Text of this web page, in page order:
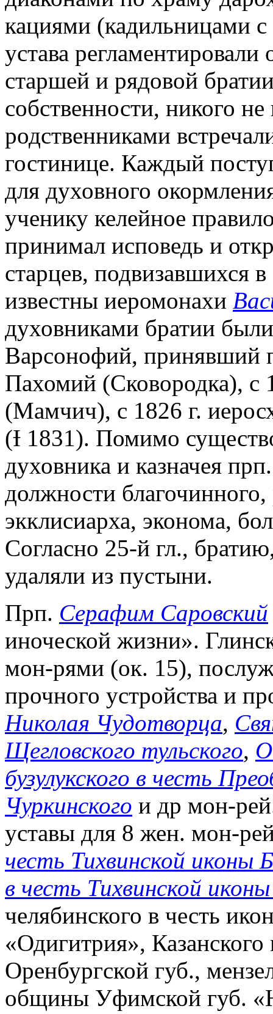
кациями (кадильницами
устава регламентировали
старшей и рядовой
собственности, никого
родственниками
гостинице. Каждый
для духовного
ученику келейное
принимал исповедь и
старцев, подвизавшихся
известны иеромонахи
духовниками братии
Варсонофий, принявший
Пахомий (Сковородка), с
(Мамчич), с 1826 г.
(Ɨ 1831). Помимо
духовника и казначея
должности
экклисиарха, эконома,
Согласно 25-й гл.,
удаляли из пустыни.
Прп. Серафим Саровский
иноческой жизни».
мон-рями (ок. 15),
прочного устройства и
Николая Чудотворца,
Щегловского тульского,
бузулукского в честь
Чуркинского и др мон-
уставы для 8 жен. мон-
честь Тихвинской
в честь Тихвинской
челябинского в честь
«Одигитрия»,
Оренбургской губ.,
общины Уфимской губ.